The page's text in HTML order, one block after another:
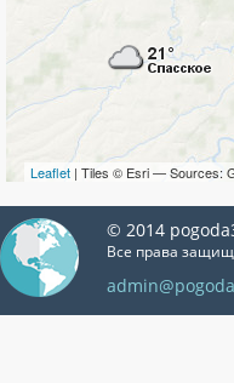
Leaflet | Tiles © Esri — Sources:
© 2014
Все права